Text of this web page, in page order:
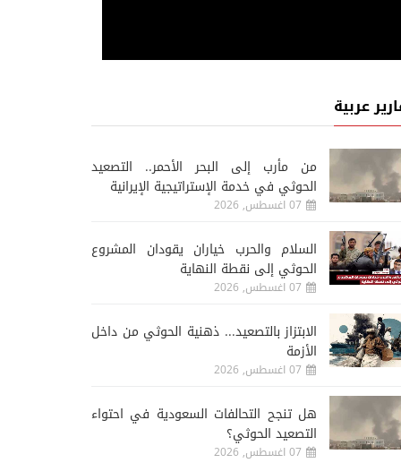
عربية
من مأرب إلى البحر الأحمر.. التصعيد
الحوثي في خدمة الإستراتيجية الإيرانية
07 اغسطس, 2026
السلام والحرب خياران يقودان المشروع
الحوثي إلى نقطة النهاية
07 اغسطس, 2026
الابتزاز بالتصعيد... ذهنية الحوثي من داخل
الأزمة
07 اغسطس, 2026
هل تنجح التحالفات السعودية في احتواء
التصعيد الحوثي؟
07 اغسطس, 2026